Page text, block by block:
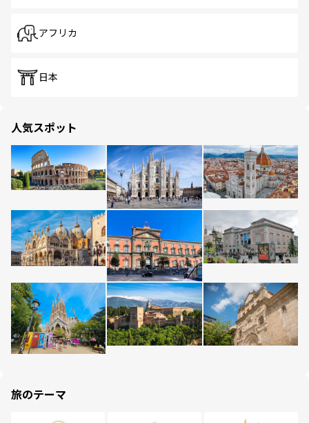
アフリカ
日本
人気スポット
旅のテーマ